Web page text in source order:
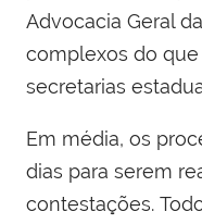
Advocacia Geral
complexos do
secretarias
Em média, os
dias para serem
contestações.